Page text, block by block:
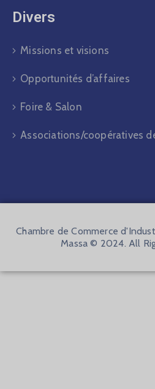
Divers​
Missions et visions
Opportunités d’affaires
Foire & Salon
Associations/coopératives
Chambre de Commerce
Massa © 2024. All